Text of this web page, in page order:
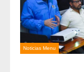
Noticias Menu